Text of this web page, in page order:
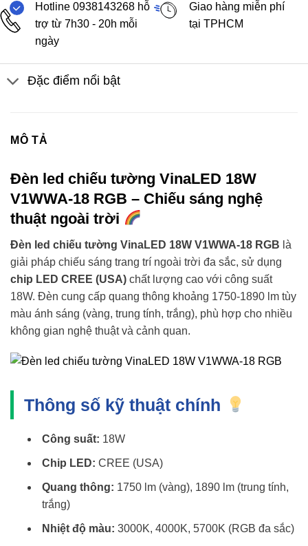
Hotline 0938143268 hỗ
trợ từ 7h30 - 20h mỗi
ngày
Giao hàng miễn phí
tại TPHCM
Đặc điểm nổi bật
MÔ TẢ
Đèn led chiếu tường VinaLED 18W
V1WWA-18 RGB – Chiếu sáng nghệ
thuật ngoài trời
Đèn led chiếu tường VinaLED 18W V1WWA-18 RGB là
giải pháp chiếu sáng trang trí ngoài trời đa sắc, sử dụng
chip LED CREE (USA) chất lượng cao với công suất
18W. Đèn cung cấp quang thông khoảng 1750-1890 lm tùy
màu ánh sáng (vàng, trung tính, trắng), phù hợp cho nhiều
không gian nghệ thuật và cảnh quan.
Thông số kỹ thuật chính
Công suất: 18W
Chip LED: CREE (USA)
Quang thông: 1750 lm (vàng), 1890 lm (trung tính,
trắng)
Nhiệt độ màu: 3000K, 4000K, 5700K (RGB đa sắc)